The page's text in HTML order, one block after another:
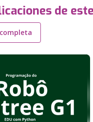
de